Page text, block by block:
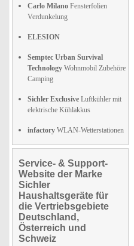
Carlo Milano Fensterfolien
Verdunkelung
ELESION
Semptec Urban Survival
Technology Wohnmobil Zubehöre
Camping
Sichler Exclusive Luftkühler mit
elektrische Kühlakkus
infactory WLAN-Wetterstationen
Service- & Support-
Website der Marke
Sichler
Haushaltsgeräte für
die Vertriebsgebiete
Deutschland,
Österreich und
Schweiz